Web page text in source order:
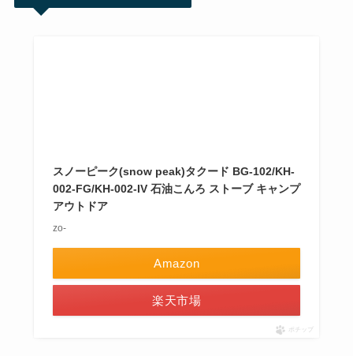
スノーピーク(snow peak)タクード BG-102/KH-
002-FG/KH-002-IV 石油こんろ ストーブ キャンプ
アウトドア
zo-
Amazon
楽天市場
ポチップ